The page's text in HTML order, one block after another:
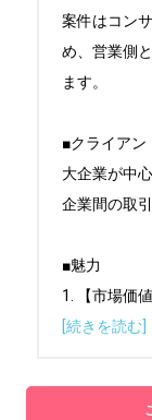
案件はコン
め、営業側
ます。
■クライアン
大企業が中心
企業間の取
■魅力
1. 【市場価
[続きを読む]